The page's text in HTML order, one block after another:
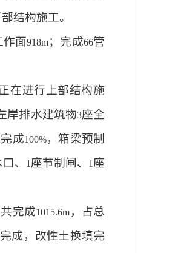
结构施工。
作面918m；完成66管
在进行上部结构施
岸排水建筑物3座全
成100%，箱梁预制
、 1 座节制闸、 1 座
完成1015.6m ，占总
成，改性土换填完